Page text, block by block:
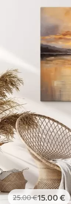
25.00€15.00 €